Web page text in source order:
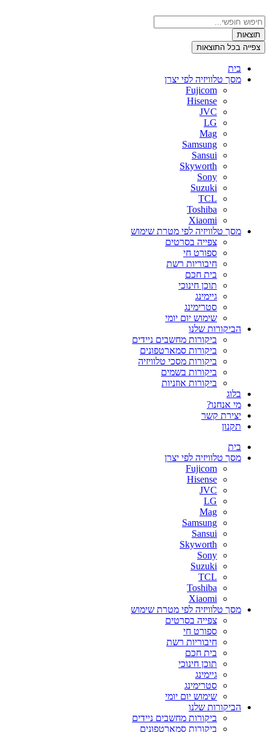
לתוכן
Search
...תוצאות
צפייה בכל התוצאות
בית
מסך טלוויזיה לפי יצרן
Fujicom
Hisense
JVC
LG
Mag
Samsung
Sansui
Skyworth
Sony
Suzuki
TCL
Toshiba
Xiaomi
מסך טלוויזיה לפי מטרת שימוש
צפייה בסרטים
ספורט חי
חיבוריות רשת
בית חכם
תוכן חינוכי
גיימינג
סטרימינג
שימוש יום יומי
הביקורות שלנו
ביקורות מחשבים ניידים
ביקורות סמארטפונים
ביקורות מסכי טלוויזיה
ביקורות בשמים
ביקורות אוזניות
בלוג
מי אנחנו?
יצירת קשר
תקנון
בית
מסך טלוויזיה לפי יצרן
Fujicom
Hisense
JVC
LG
Mag
Samsung
Sansui
Skyworth
Sony
Suzuki
TCL
Toshiba
Xiaomi
מסך טלוויזיה לפי מטרת שימוש
צפייה בסרטים
ספורט חי
חיבוריות רשת
בית חכם
תוכן חינוכי
גיימינג
סטרימינג
שימוש יום יומי
הביקורות שלנו
ביקורות מחשבים ניידים
ביקורות סמארטפונים